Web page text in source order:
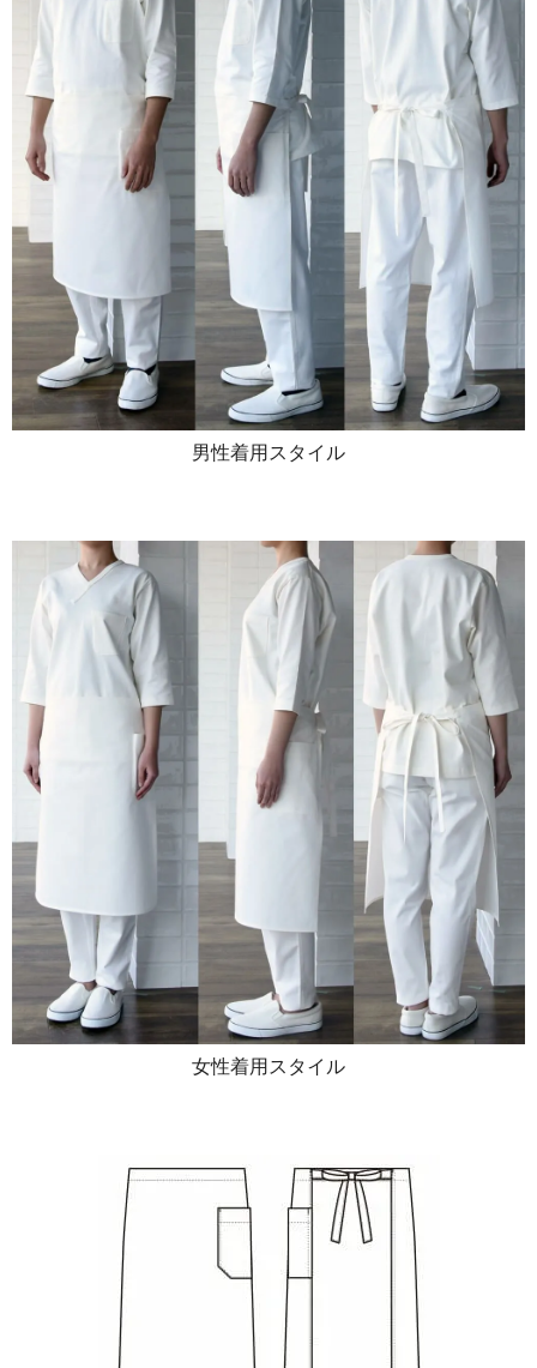
男性着用スタイル
女性着用スタイル